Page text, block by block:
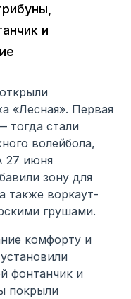
и
«Лесная». Первая
тогда стали
волейбола,
27 июня
зону для
также воркаут-
грушами.
комфорту и
фонтанчик и
покрыли